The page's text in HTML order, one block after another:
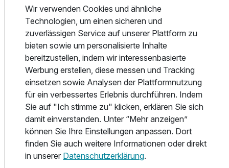
Für 3 Tage p.P. ab
Nachmittag oder den stimmungsvollen Ausklang eines
langen Tages. Während der Sommermonate erholen sich
unsere Gäste bei kleinen bayerischen Speisen, Kaffee &
Kuchen, Eis und kühlen Getränken in unserem Biergarten.
Dieser liegt geschützt von der Straße unter den alten
Bäumen, direkt ,,Am Alten Markt".
Freizeit
Das Hotel am Schloss Ahrensburg hat einen Fitnessraum
mit Sportgeräten und Sauna.
Gleich hinter dem Haus lockt der schöne Schlosspark zu
erholsamen Spaziergängen, Joggingrunden und
Fahrradtouren. Zu Fuß erreichen Sie bequem das
Wir verwenden Cookies und ähnliche
Technologien, um einen sicheren und
zuverlässigen Service auf unserer Plattform zu
bieten sowie um personalisierte Inhalte
bereitzustellen, indem wir interessenbasierte
Werbung erstellen, diese messen und Tracking
einsetzen sowie Analysen der Plattformnutzung
für ein verbessertes Erlebnis durchführen. Indem
Sie auf "Ich stimme zu" klicken, erklären Sie sich
damit einverstanden. Unter “Mehr anzeigen”
können Sie Ihre Einstellungen anpassen. Dort
finden Sie auch weitere Informationen oder direkt
in unserer Datenschutzerklärung.